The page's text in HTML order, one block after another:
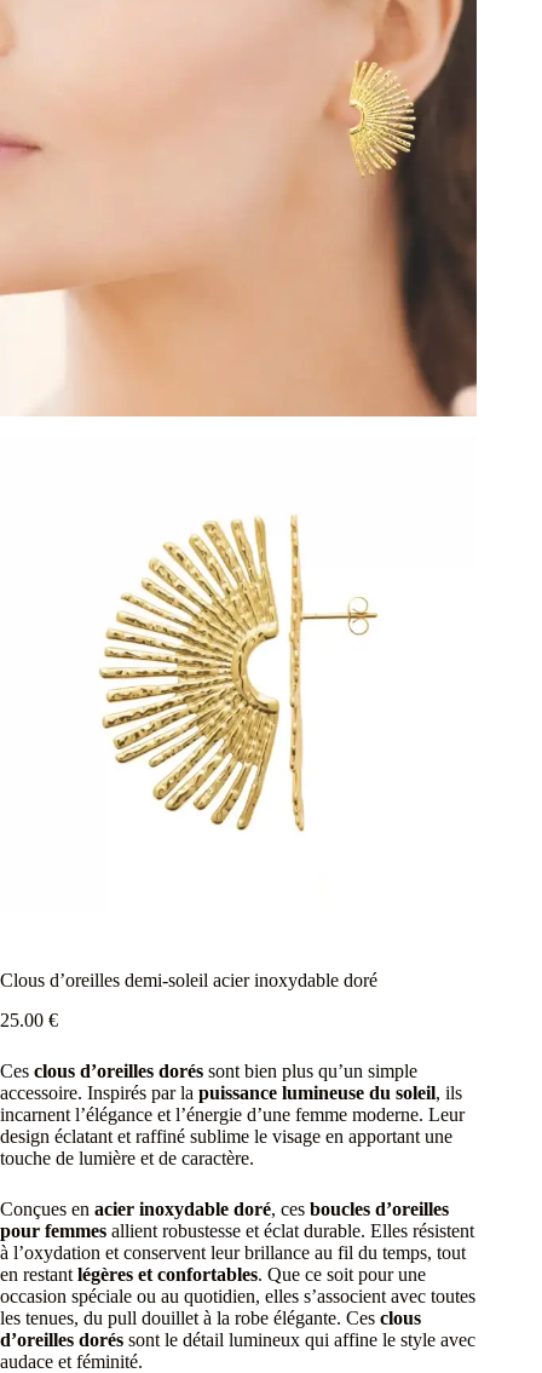
Clous d’oreilles demi-soleil acier inoxydable doré
25.00 €
Ces clous d’oreilles dorés sont bien plus qu’un simple
accessoire. Inspirés par la puissance lumineuse du soleil, ils
incarnent l’élégance et l’énergie d’une femme moderne. Leur
design éclatant et raffiné sublime le visage en apportant une
touche de lumière et de caractère.
Conçues en acier inoxydable doré, ces boucles d’oreilles
pour femmes allient robustesse et éclat durable. Elles résistent
à l’oxydation et conservent leur brillance au fil du temps, tout
en restant légères et confortables. Que ce soit pour une
occasion spéciale ou au quotidien, elles s’associent avec toutes
les tenues, du pull douillet à la robe élégante. Ces clous
d’oreilles dorés sont le détail lumineux qui affine le style avec
audace et féminité.